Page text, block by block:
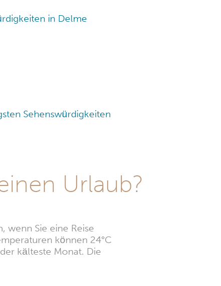
in Delme
Sehenswürdigkeiten
Urlaub?
wenn Sie eine Reise
können 24°C
kälteste Monat. Die